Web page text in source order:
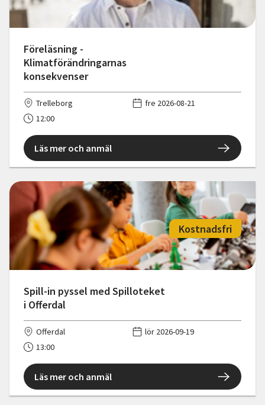
Föreläsning -
Klimatförändringarnas
konsekvenser
Trelleborg
fre 2026-08-21
12:00
Läs mer och anmäl
Spill-in pyssel med Spilloteket
i Offerdal
Kostnadsfri
Offerdal
lör 2026-09-19
13:00
Läs mer och anmäl